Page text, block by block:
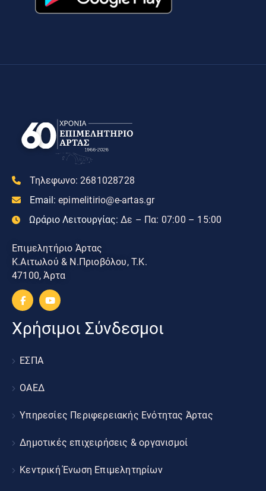
Τηλεφωνο: 2681028728
Email: epimelitirio@e-artas.gr
Ωράριο Λειτουργίας: Δε – Πα: 07:00 – 15:00
Επιμελητήριο Άρτας
Κ.Αιτωλού & Ν.Πριοβόλου, Τ.Κ.
47100, Άρτα
Χρήσιμοι Σύνδεσμοι
ΕΣΠΑ
ΟΑΕΔ
Υπηρεσίες Περιφερειακής Ενότητας Άρτας
Δημοτικές επιχειρήσεις & οργανισμοί
Κεντρική Ένωση Επιμελητηρίων